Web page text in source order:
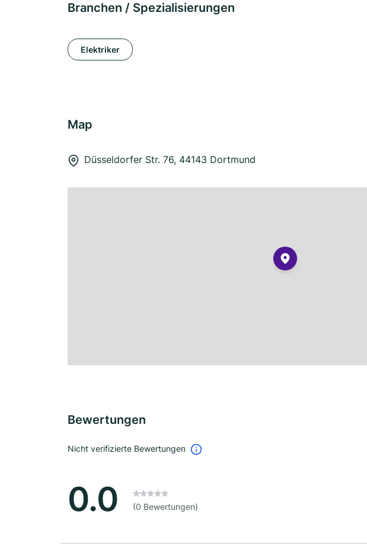
Branchen / Spezialisierungen
Elektriker
Map
Düsseldorfer Str. 76, 44143 Dortmund
Bewertungen
Nicht verifizierte Bewertungen
0.0 (0 Bewertungen)